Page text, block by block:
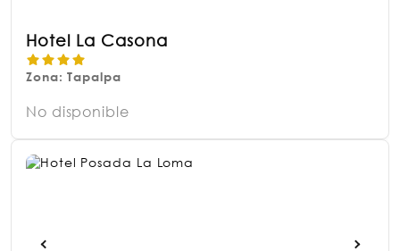
Hotel La Casona
Zona: Tapalpa
No disponible